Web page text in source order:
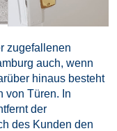
zugefallenen
auch, wenn
hinaus besteht
von Türen. In
der
des Kunden den